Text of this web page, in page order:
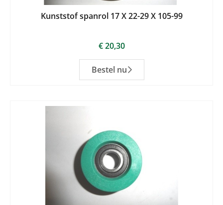
Kunststof spanrol 17 X 22-29 X 105-99
€20,30
Bestel nu